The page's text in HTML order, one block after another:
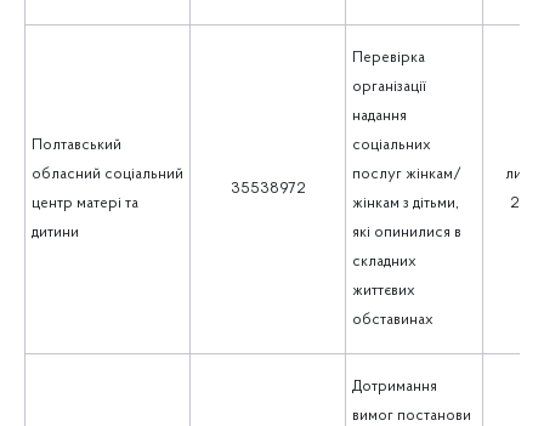
Полтавський
обласний соціальний
центр матері та
дитини
35538972
Перевірка
організації
надання
соціальних
послуг жінкам/
жінкам з дітьми,
які опинилися в
складних
життєвих
обставинах
Дотримання
вимог постанови